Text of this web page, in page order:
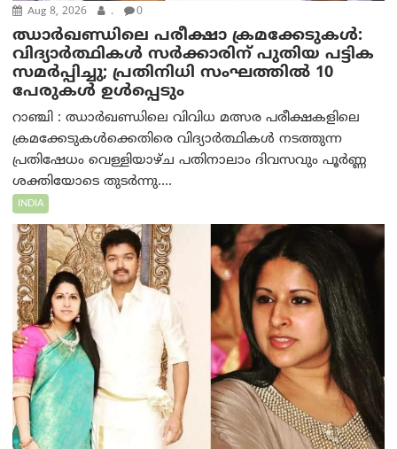
Aug 8, 2026 . 0
ഝാര്‍ഖണ്ഡിലെ പരീക്ഷാ ക്രമക്കേടുകള്‍:
വിദ്യാർത്ഥികൾ സർക്കാരിന് പുതിയ പട്ടിക
സമർപ്പിച്ചു; പ്രതിനിധി സംഘത്തിൽ 10
പേരുകൾ ഉൾപ്പെടും
റാഞ്ചി : ഝാർഖണ്ഡിലെ വിവിധ മത്സര പരീക്ഷകളിലെ
ക്രമക്കേടുകൾക്കെതിരെ വിദ്യാർത്ഥികൾ നടത്തുന്ന
പ്രതിഷേധം വെള്ളിയാഴ്ച പതിനാലാം ദിവസവും പൂർണ്ണ
ശക്തിയോടെ തുടർന്നു....
INDIA